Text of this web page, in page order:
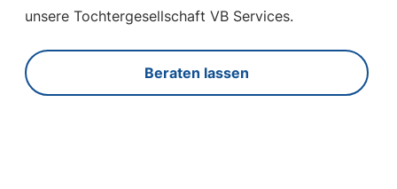
unsere Tochtergesellschaft VB Services.
Beraten lassen